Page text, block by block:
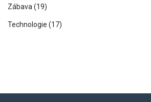
Zábava(19)
Technologie (17)